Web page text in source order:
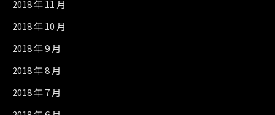
2018 年 11 月
2018 年 10 月
2018 年 9 月
2018 年 8 月
2018 年 7 月